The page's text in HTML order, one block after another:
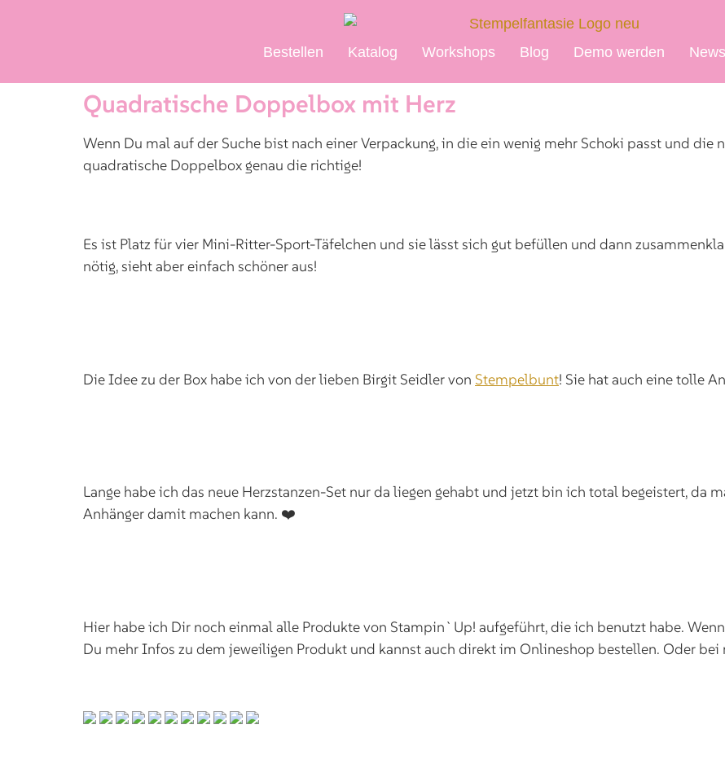
Bestellen Katalog Workshops Blog Demo werden
Quadratische Doppelbox mit Herz
Wenn Du mal auf der Suche bist nach einer Verpackung, in die ein wenig mehr Schoki passt und die
quadratische Doppelbox genau die richtige!
Es ist Platz für vier Mini-Ritter-Sport-Täfelchen und sie lässt sich gut befüllen und dann
nötig, sieht aber einfach schöner aus!
Die Idee zu der Box habe ich von der lieben Birgit Seidler von Stempelbunt! Sie hat auch eine tolle
Lange habe ich das neue Herzstanzen-Set nur da liegen gehabt und jetzt bin ich total begeistert, da
Anhänger damit machen kann. ❤️
Hier habe ich Dir noch einmal alle Produkte von Stampin`Up! aufgeführt, die ich benutzt habe.
Du mehr Infos zu dem jeweiligen Produkt und kannst auch direkt im Onlineshop bestellen. Oder